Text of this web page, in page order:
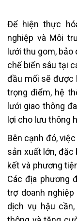
Để hiện thực
nghiệp và Môi
lưới thu gom, bảo
chế biến sâu tại
đầu mối sẽ được
trọng điểm, hệ
lưới giao thông
lợi cho lưu thông
Bên cạnh đó,
sản xuất lớn, đặc
kết và phương
Các địa phương
trợ doanh
dịch vụ hậu